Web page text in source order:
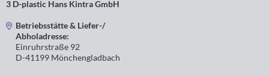
3 D-plastic Hans Kintra GmbH
Betriebsstätte & Liefer-/
Abholadresse:
Einruhrstraße 92
D-41199 Mönchengladbach